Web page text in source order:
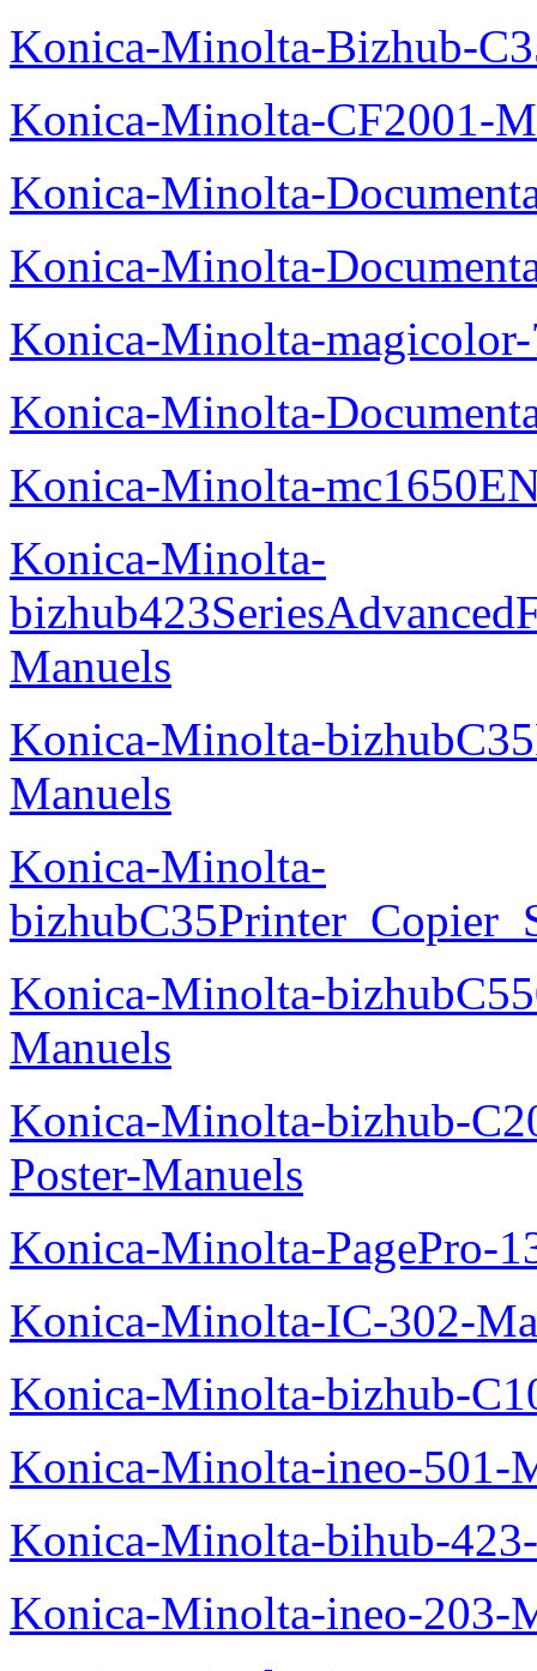
Konica-Minolta-Bizhub-
Konica-Minolta-CF2001-
Konica-Minolta-
Konica-Minolta-
Konica-Minolta-
Konica-Minolta-
Konica-Minolta-
Konica-Minolta-
Manuels
Konica-Minolta-
Manuels
Konica-Minolta-
Konica-Minolta-
Manuels
Konica-Minolta-bizhub-
Poster-Manuels
Konica-Minolta-PagePro-
Konica-Minolta-IC-302-
Konica-Minolta-bizhub-
Konica-Minolta-ineo-501-
Konica-Minolta-bihub-
Konica-Minolta-ineo-203-